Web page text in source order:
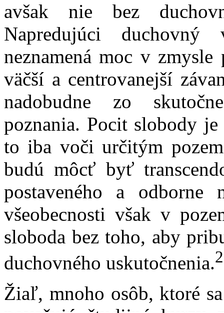
avšak nie bez
Napredujúci
neznamená moc v
väčší a centrovanejší
nadobudne zo
poznania. Pocit slobody
to iba voči určitým
budú môcť byť
postaveného a odborne
všeobecnosti však v
sloboda bez toho, aby
duchovného uskutočnenia.
Žiaľ, mnoho osôb, ktoré